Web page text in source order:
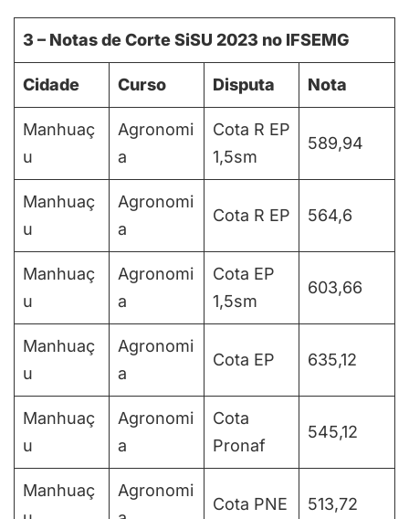
3 – Notas de Corte SiSU 2023 no IFSEMG
Cidade Curso Disputa Nota
Manhuaç
u
Agronomi
a
Cota R EP
1,5sm
589,94
Manhuaç
u
Agronomi
a
Cota R EP 564,6
Manhuaç
u
Agronomi
a
Cota EP
1,5sm
603,66
Manhuaç
u
Agronomi
a
Cota EP 635,12
Manhuaç
u
Agronomi
a
Cota
Pronaf
545,12
Manhuaç
Agronomi
Cota PNE 513,72